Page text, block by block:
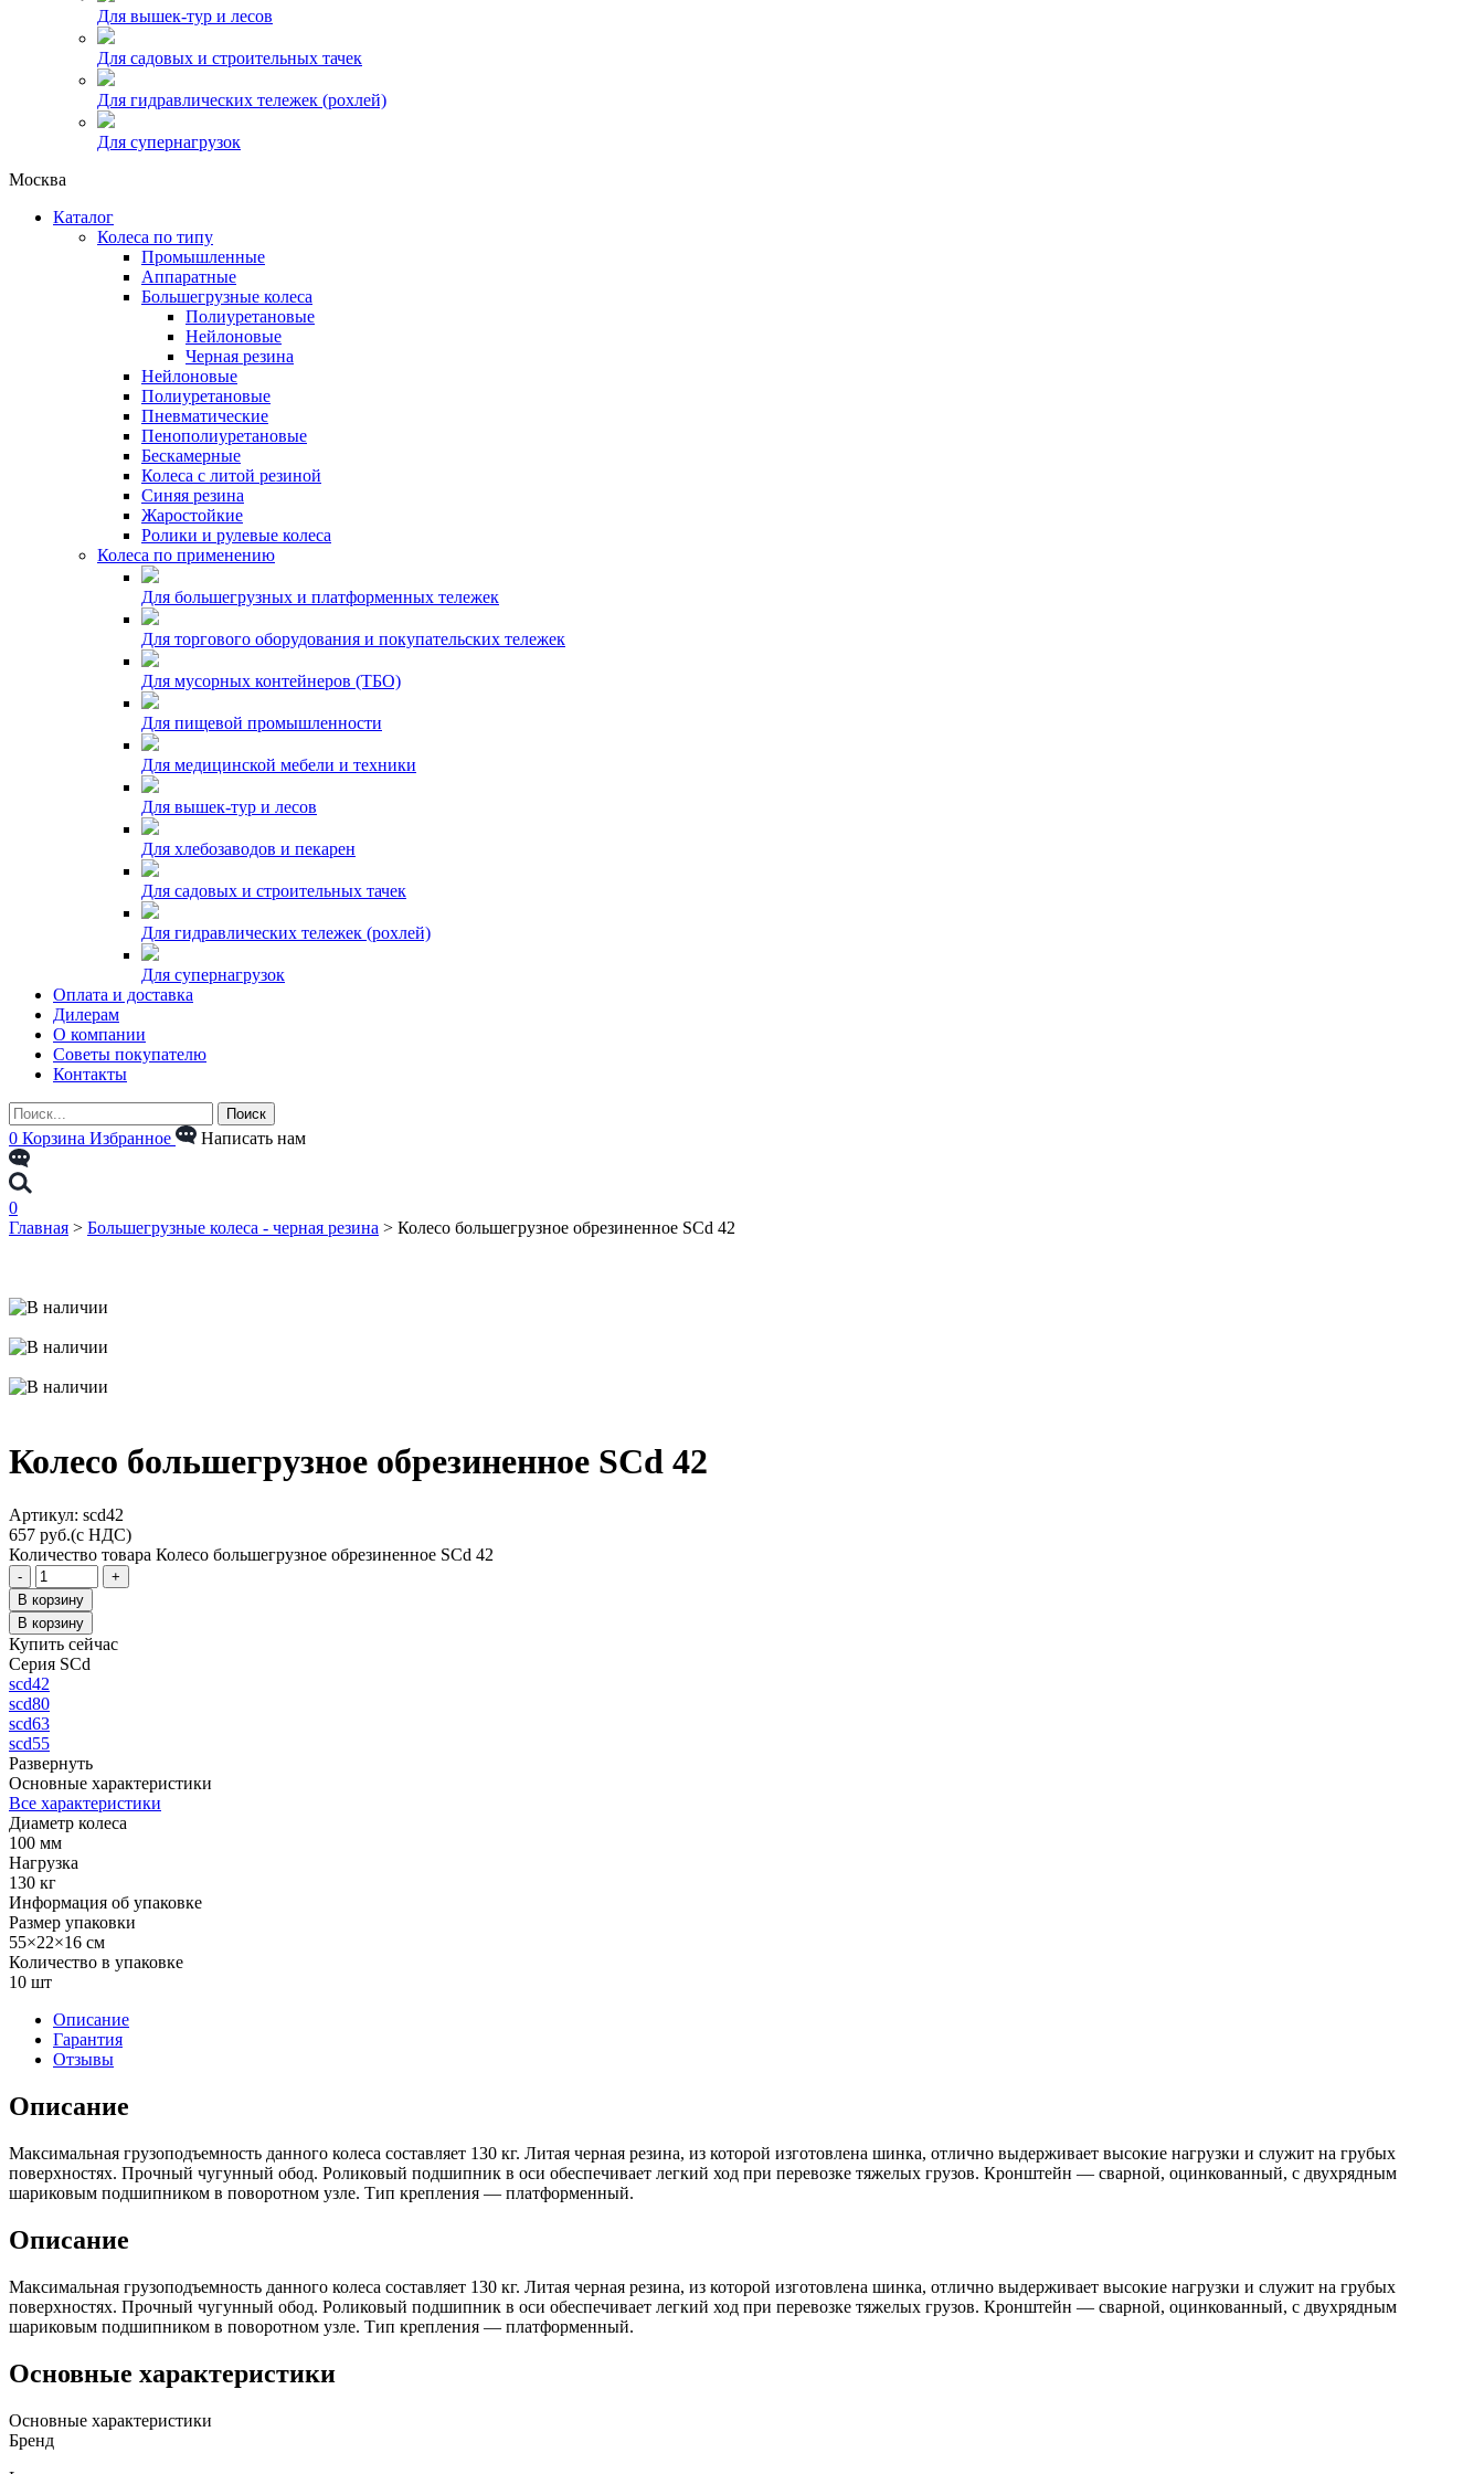
Для вышек-тур и лесов
Для садовых и строительных тачек
Для гидравлических тележек (рохлей)
Для супернагрузок
Москва
Каталог
Колеса по типу
Промышленные
Аппаратные
Большегрузные колеса
Полиуретановые
Нейлоновые
Черная резина
Нейлоновые
Полиуретановые
Пневматические
Пенополиуретановые
Бескамерные
Колеса с литой резиной
Синяя резина
Жаростойкие
Ролики и рулевые колеса
Колеса по применению
Для большегрузных и платформенных тележек
Для торгового оборудования и покупательских тележек
Для мусорных контейнеров (ТБО)
Для пищевой промышленности
Для медицинской мебели и техники
Для вышек-тур и лесов
Для хлебозаводов и пекарен
Для садовых и строительных тачек
Для гидравлических тележек (рохлей)
Для супернагрузок
Оплата и доставка
Дилерам
О компании
Советы покупателю
Контакты
0 Корзина Избранное Написать нам
0
Главная > Большегрузные колеса - черная резина > Колесо большегрузное обрезиненное SCd 42
Колесо большегрузное обрезиненное SCd 42
Aртикул: scd42
657 руб.(с НДС)
Количество товара Колесо большегрузное обрезиненное SCd 42
-
+
В корзину
В корзину
Купить сейчас
Серия SCd
scd42
scd80
scd63
scd55
Развернуть
Основные характеристики
Все характеристики
Диаметр колеса
100 мм
Нагрузка
130 кг
Информация об упаковке
Размер упаковки
55×22×16 см
Количество в упаковке
10 шт
Описание
Гарантия
Отзывы
Описание
Максимальная грузоподъемность данного колеса составляет 130 кг. Литая черная резина, из которой изготовлена шинка, отлично выдерживает высокие нагрузки и служит на грубых
поверхностях. Прочный чугунный обод. Роликовый подшипник в оси обеспечивает легкий ход при перевозке тяжелых грузов. Кронштейн — сварной, оцинкованный, с двухрядным
шариковым подшипником в поворотном узле. Тип крепления — платформенный.
Описание
Максимальная грузоподъемность данного колеса составляет 130 кг. Литая черная резина, из которой изготовлена шинка, отлично выдерживает высокие нагрузки и служит на грубых
поверхностях. Прочный чугунный обод. Роликовый подшипник в оси обеспечивает легкий ход при перевозке тяжелых грузов. Кронштейн — сварной, оцинкованный, с двухрядным
шариковым подшипником в поворотном узле. Тип крепления — платформенный.
Основные характеристики
Основные характеристики
Бренд